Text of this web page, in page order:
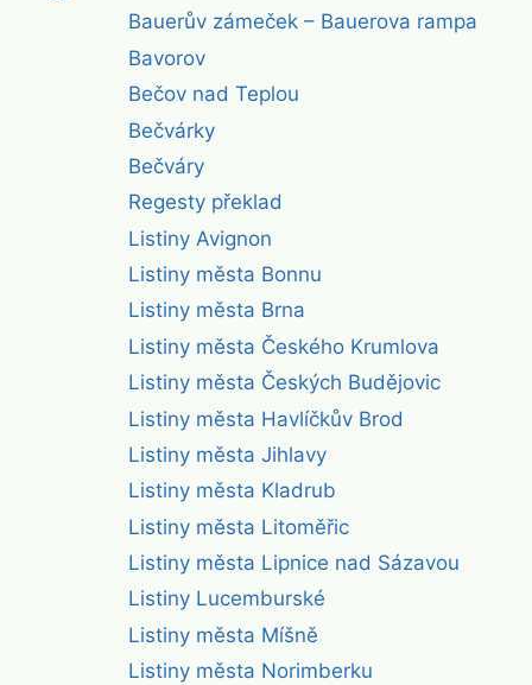
Bauerův zámeček – Bauerova rampa
Bavorov
Bečov nad Teplou
Bečvárky
Bečváry
Regesty překlad
Listiny Avignon
Listiny města Bonnu
Listiny města Brna
Listiny města Českého Krumlova
Listiny města Českých Budějovic
Listiny města Havlíčkův Brod
Listiny města Jihlavy
Listiny města Kladrub
Listiny města Litoměřic
Listiny města Lipnice nad Sázavou
Listiny Lucemburské
Listiny města Míšně
Listiny města Norimberku